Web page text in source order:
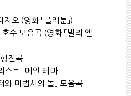
오 (영화 「플래툰」)
수 모음곡 (영화 「빌리 엘
행진곡
스트」 메인 테마
와 마법사의 돌」 모음곡